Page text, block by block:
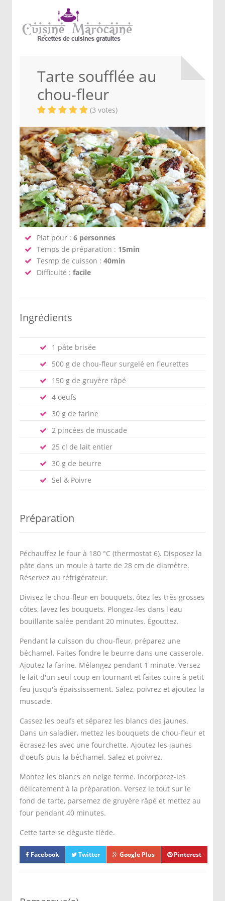
Tarte soufflée au
chou-fleur
(3 votes)
Plat pour : 6 personnes
Temps de préparation : 15min
Tesmp de cuisson : 40min
Difficulté : facile
Ingrédients
1 pâte brisée
500 g de chou-fleur surgelé en fleurettes
150 g de gruyère râpé
4 oeufs
30 g de farine
2 pincées de muscade
25 cl de lait entier
30 g de beurre
Sel & Poivre
Préparation
Péchauffez le four à 180 °C (thermostat 6). Disposez la
pâte dans un moule à tarte de 28 cm de diamètre.
Réservez au réfrigérateur.
Divisez le chou-fleur en bouquets, ôtez les très grosses
côtes, lavez les bouquets. Plongez-les dans l'eau
bouillante salée pendant 20 minutes. Égouttez.
Pendant la cuisson du chou-fleur, préparez une
béchamel. Faites fondre le beurre dans une casserole.
Ajoutez la farine. Mélangez pendant 1 minute. Versez
le lait d'un seul coup en tournant et faites cuire à petit
feu jusqu'à épaississement. Salez, poivrez et ajoutez la
muscade.
Cassez les oeufs et séparez les blancs des jaunes.
Dans un saladier, mettez les bouquets de chou-fleur et
écrasez-les avec une fourchette. Ajoutez les jaunes
d'oeufs puis la béchamel. Salez et poivrez.
Montez les blancs en neige ferme. Incorporez-les
délicatement à la préparation. Versez le tout sur le
fond de tarte, parsemez de gruyère râpé et mettez au
four pendant 40 minutes.
Cette tarte se déguste tiède.
Facebook Twitter Google Plus Pinterest